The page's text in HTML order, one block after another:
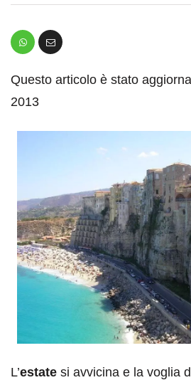
Questo articolo è stato
2013
L’estate si avvicina e la voglia